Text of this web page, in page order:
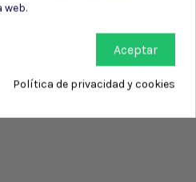
web.
Aceptar
Política de privacidad y cookies